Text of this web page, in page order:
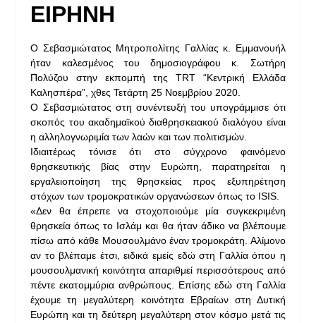
ΕΙΡΗΝΗ
Ο Σεβασμιώτατος Μητροπολίτης Γαλλίας κ. Εμμανουήλ
ήταν καλεσμένος του δημοσιογράφου κ. Σωτήρη
Πολύζου στην εκπομπή της TRT “Κεντρική Ελλάδα
Καλησπέρα”, χθες Τετάρτη 25 Νοεμβρίου 2020.
Ο Σεβασμιώτατος στη συνέντευξή του υπογράμμισε ότι
σκοπός του ακαδημαϊκού διαθρησκειακού διαλόγου είναι
η αλληλογνωριμία των λαών και των πολιτισμών.
Ιδιαιτέρως τόνισε ότι στο σύγχρονο φαινόμενο
θρησκευτικής βίας στην Ευρώπη, παρατηρείται η
εργαλειοποίηση της θρησκείας προς εξυπηρέτηση
στόχων των τρομοκρατικών οργανώσεων όπως το ISIS.
«Δεν θα έπρεπε να στοχοποιούμε μία συγκεκριμένη
θρησκεία όπως το Ισλάμ και θα ήταν άδικο να βλέπουμε
πίσω από κάθε Μουσουλμάνο έναν τρομοκράτη. Αλίμονο
αν το βλέπαμε έτσι, ειδικά εμείς εδώ στη Γαλλία όπου η
μουσουλμανική κοινότητα απαριθμεί περισσότερους από
πέντε εκατομμύρια ανθρώπους. Επίσης εδώ στη Γαλλία
έχουμε τη μεγαλύτερη κοινότητα Εβραίων στη Δυτική
Ευρώπη και τη δεύτερη μεγαλύτερη στον κόσμο μετά τις